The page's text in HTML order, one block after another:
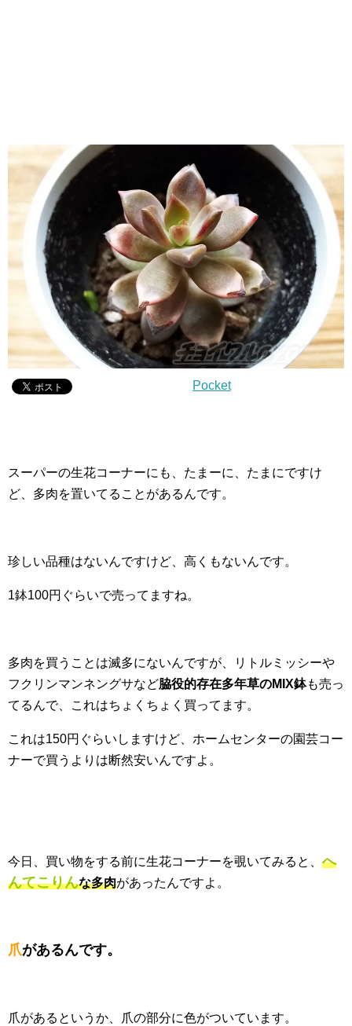
Pocket
スーパーの生花コーナーにも、たまーに、たまにですけ
ど、多肉を置いてることがあるんです。
珍しい品種はないんですけど、高くもないんです。
1鉢100円ぐらいで売ってますね。
多肉を買うことは滅多にないんですが、リトルミッシーや
フクリンマンネングサなど脇役的存在多年草のMIX鉢も売っ
てるんで、これはちょくちょく買ってます。
これは150円ぐらいしますけど、ホームセンターの園芸コー
ナーで買うよりは断然安いんですよ。
今日、買い物をする前に生花コーナーを覗いてみると、 へ
んてこりんな多肉があったんですよ。
爪があるんです。
爪があるというか、爪の部分に色がついています。